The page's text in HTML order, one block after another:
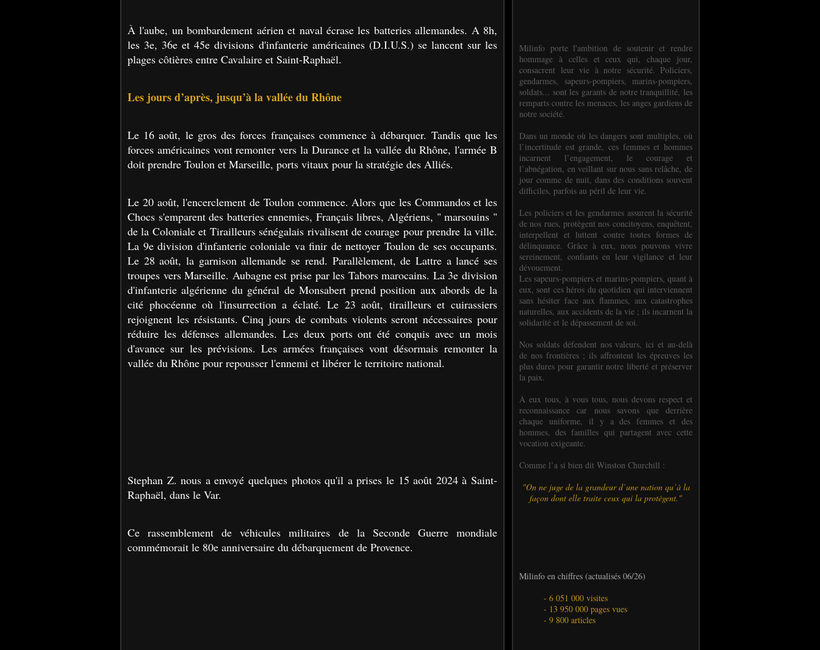
À l'aube, un bombardement aérien et naval écrase les batteries allemandes. A 8h,
les 3e, 36e et 45e divisions d'infanterie américaines (D.I.U.S.) se lancent sur les
plages côtières entre Cavalaire et Saint-Raphaël.
Les jours d’après, jusqu’à la vallée du Rhône
Le 16 août, le gros des forces françaises commence à débarquer. Tandis que les
forces américaines vont remonter vers la Durance et la vallée du Rhône, l'armée B
doit prendre Toulon et Marseille, ports vitaux pour la stratégie des Alliés.
Le 20 août, l'encerclement de Toulon commence. Alors que les Commandos et les
Chocs s'emparent des batteries ennemies, Français libres, Algériens, " marsouins "
de la Coloniale et Tirailleurs sénégalais rivalisent de courage pour prendre la ville.
La 9e division d'infanterie coloniale va finir de nettoyer Toulon de ses occupants.
Le 28 août, la garnison allemande se rend. Parallèlement, de Lattre a lancé ses
troupes vers Marseille. Aubagne est prise par les Tabors marocains. La 3e division
d'infanterie algérienne du général de Monsabert prend position aux abords de la
cité phocéenne où l'insurrection a éclaté. Le 23 août, tirailleurs et cuirassiers
rejoignent les résistants. Cinq jours de combats violents seront nécessaires pour
réduire les défenses allemandes. Les deux ports ont été conquis avec un mois
d'avance sur les prévisions. Les armées françaises vont désormais remonter la
vallée du Rhône pour repousser l'ennemi et libérer le territoire national.
Stephan Z. nous a envoyé quelques photos qu'il a prises le 15 août 2024 à Saint-
Raphaël, dans le Var.
Ce rassemblement de véhicules militaires de la Seconde Guerre mondiale
commémorait le 80e anniversaire du débarquement de Provence.
Milinfo porte l'ambition de soutenir et rendre
hommage à celles et ceux qui, chaque jour,
consacrent leur vie à notre sécurité. Policiers,
gendarmes, sapeurs-pompiers, marins-pompiers,
soldats... sont les garants de notre tranquillité, les
remparts contre les menaces, les anges gardiens de
notre société.
Dans un monde où les dangers sont multiples, où
l’incertitude est grande, ces femmes et hommes
incarnent l’engagement, le courage et
l’abnégation, en veillant sur nous sans relâche, de
jour comme de nuit, dans des conditions souvent
difficiles, parfois au péril de leur vie.
Les policiers et les gendarmes assurent la sécurité
de nos rues, protègent nos concitoyens, enquêtent,
interpellent et luttent contre toutes formes de
délinquance. Grâce à eux, nous pouvons vivre
sereinement, confiants en leur vigilance et leur
dévouement.
Les sapeurs-pompiers et marins-pompiers, quant à
eux, sont ces héros du quotidien qui interviennent
sans hésiter face aux flammes, aux catastrophes
naturelles, aux accidents de la vie ; ils incarnent la
solidarité et le dépassement de soi.
Nos soldats défendent nos valeurs, ici et au-delà
de nos frontières ; ils affrontent les épreuves les
plus dures pour garantir notre liberté et préserver
la paix.
À eux tous, à vous tous, nous devons respect et
reconnaissance car nous savons que derrière
chaque uniforme, il y a des femmes et des
hommes, des familles qui partagent avec cette
vocation exigeante.
Comme l’a si bien dit Winston Churchill :
"On ne juge de la grandeur d’une nation qu’à la
façon dont elle traite ceux qui la protègent."
Milinfo en chiffres (actualisés 06/26)
- 6 051 000 visites
- 13 950 000 pages vues
- 9 800 articles